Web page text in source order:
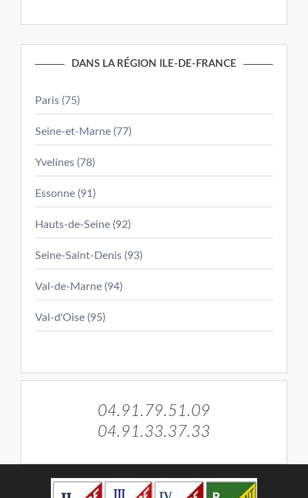
DANS LA RÉGION ILE-DE-FRANCE
Paris (75)
Seine-et-Marne (77)
Yvelines (78)
Essonne (91)
Hauts-de-Seine (92)
Seine-Saint-Denis (93)
Val-de-Marne (94)
Val-d'Oise (95)
04.91.79.51.09
04.91.33.37.33